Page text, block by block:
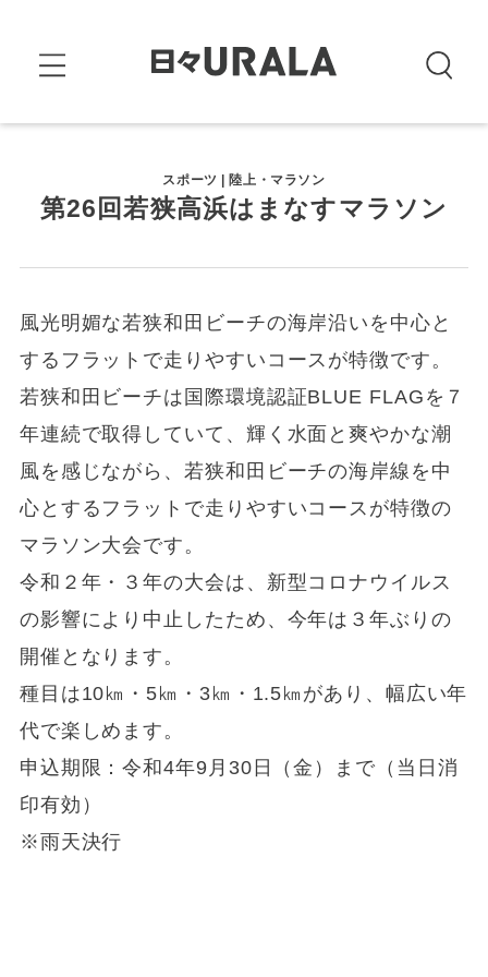
スポーツ | 陸上・マラソン
第26回若狭高浜はまなすマラソン
風光明媚な若狭和田ビーチの海岸沿いを中心と
するフラットで走りやすいコースが特徴です。
若狭和田ビーチは国際環境認証BLUE FLAGを７
年連続で取得していて、輝く水面と爽やかな潮
風を感じながら、若狭和田ビーチの海岸線を中
心とするフラットで走りやすいコースが特徴の
マラソン大会です。
令和２年・３年の大会は、新型コロナウイルス
の影響により中止したため、今年は３年ぶりの
開催となります。
種目は10㎞・5㎞・3㎞・1.5㎞があり、幅広い年
代で楽しめます。
申込期限：令和4年9月30日（金）まで（当日消
印有効）
※雨天決行